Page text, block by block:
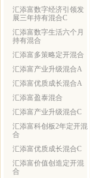
汇添富数字经济引领发
展三年持有混合C
汇添富数字生活六个月
持有混合
汇添富多策略定开混合
汇添富产业升级混合A
汇添富优质成长混合A
汇添富盈泰混合
汇添富产业升级混合C
汇添富科创板2年定开混
合
汇添富优质成长混合C
汇添富价值创造定开混
合